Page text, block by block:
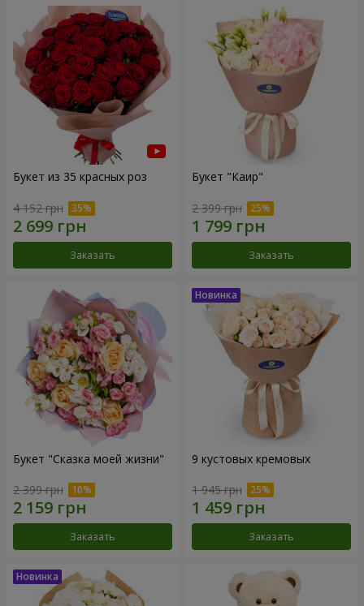
Букет из 35 красных роз
4 152 грн
Заказать
Букет "Каир"
2 399 грн
Заказать
Букет "Сказка моей жизни"
2 399 грн
Заказать
9 кустовых кремовых
1 945 грн
Заказать